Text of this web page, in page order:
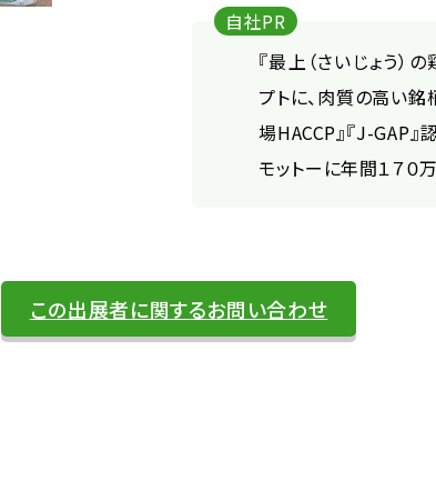
自社PR
『最上（さいじょう）
プトに、肉質の高い
場HACCP』『J-GAP』
モットーに年間１７０
この出展者に関するお問い合わせ